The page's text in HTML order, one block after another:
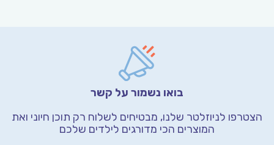
בואו נשמור על קשר
הצטרפו לניוזלטר שלנו, מבטיחים לשלוח רק תוכן חיוני ואת
המוצרים הכי מדורגים לילדים שלכם